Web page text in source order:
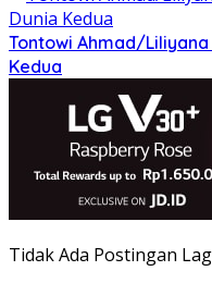
Tontowi Ahmad/
Kedua
Tidak Ada Postingan